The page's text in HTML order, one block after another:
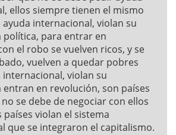
ellos siempre tienen el mismo
internacional, violan su
para entrar en
el robo se vuelven ricos, y se
vuelven a quedar pobres
internacional, violan su
en revolución, son países
se debe de negociar con ellos
países violan el sistema
que se integraron el capitalismo.